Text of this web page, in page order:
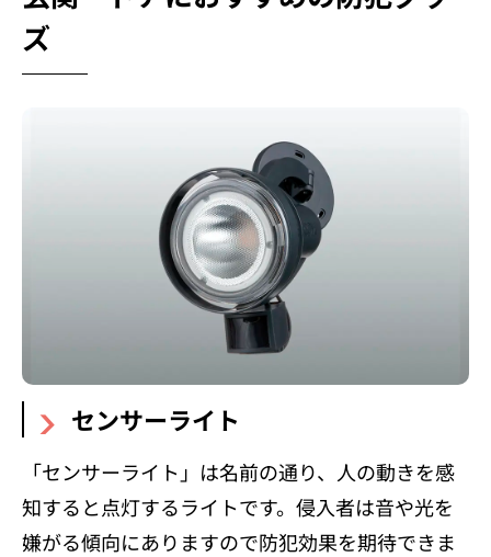
ズ
センサーライト
「センサーライト」は名前の通り、人の動きを感
知すると点灯するライトです。侵入者は音や光を
嫌がる傾向にありますので防犯効果を期待できま